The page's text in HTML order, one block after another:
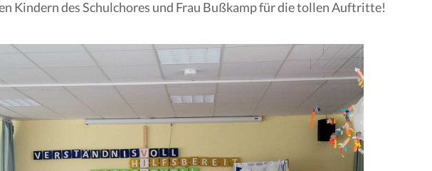
Kindern des Schulchores und Frau Bußkamp für die tollen Auftritte!